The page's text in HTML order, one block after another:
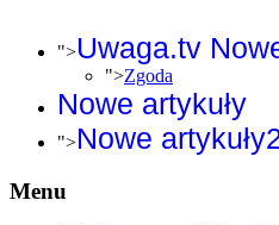
">Uwaga.tv
">Zgoda
Nowe artykuły
">Nowe
Menu